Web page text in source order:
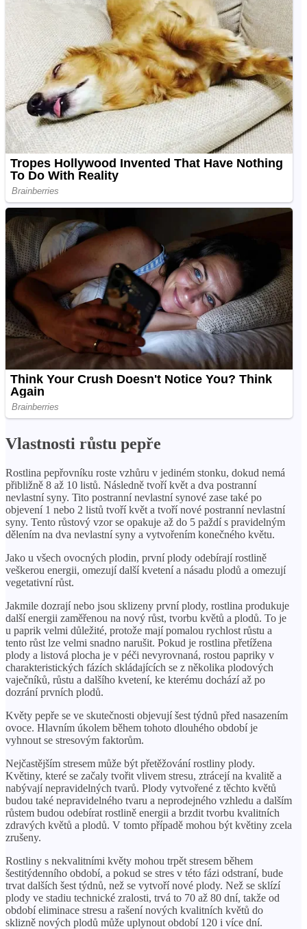
Vlastnosti růstu pepře
Rostlina pepřovníku roste vzhůru v jediném stonku, dokud nemá
přibližně 8 až 10 listů. Následně tvoří květ a dva postranní
nevlastní syny. Tito postranní nevlastní synové zase také po
objevení 1 nebo 2 listů tvoří květ a tvoří nové postranní nevlastní
syny. Tento růstový vzor se opakuje až do 5 paždí s pravidelným
dělením na dva nevlastní syny a vytvořením konečného květu.
Jako u všech ovocných plodin, první plody odebírají rostlině
veškerou energii, omezují další kvetení a násadu plodů a omezují
vegetativní růst.
Jakmile dozrají nebo jsou sklizeny první plody, rostlina produkuje
další energii zaměřenou na nový růst, tvorbu květů a plodů. To je
u paprik velmi důležité, protože mají pomalou rychlost růstu a
tento růst lze velmi snadno narušit. Pokud je rostlina přetížena
plody a listová plocha je v péči nevyrovnaná, rostou papriky v
charakteristických fázích skládajících se z několika plodových
vaječníků, růstu a dalšího kvetení, ke kterému dochází až po
dozrání prvních plodů.
Květy pepře se ve skutečnosti objevují šest týdnů před nasazením
ovoce. Hlavním úkolem během tohoto dlouhého období je
vyhnout se stresovým faktorům.
Nejčastějším stresem může být přetěžování rostliny plody.
Květiny, které se začaly tvořit vlivem stresu, ztrácejí na kvalitě a
nabývají nepravidelných tvarů. Plody vytvořené z těchto květů
budou také nepravidelného tvaru a neprodejného vzhledu a dalším
růstem budou odebírat rostlině energii a brzdit tvorbu kvalitních
zdravých květů a plodů. V tomto případě mohou být květiny zcela
zrušeny.
Rostliny s nekvalitními květy mohou trpět stresem během
šestitýdenního období, a pokud se stres v této fázi odstraní, bude
trvat dalších šest týdnů, než se vytvoří nové plody. Než se sklízí
plody ve stadiu technické zralosti, trvá to 70 až 80 dní, takže od
období eliminace stresu a rašení nových kvalitních květů do
sklizně nových plodů může uplynout období 120 i více dní.